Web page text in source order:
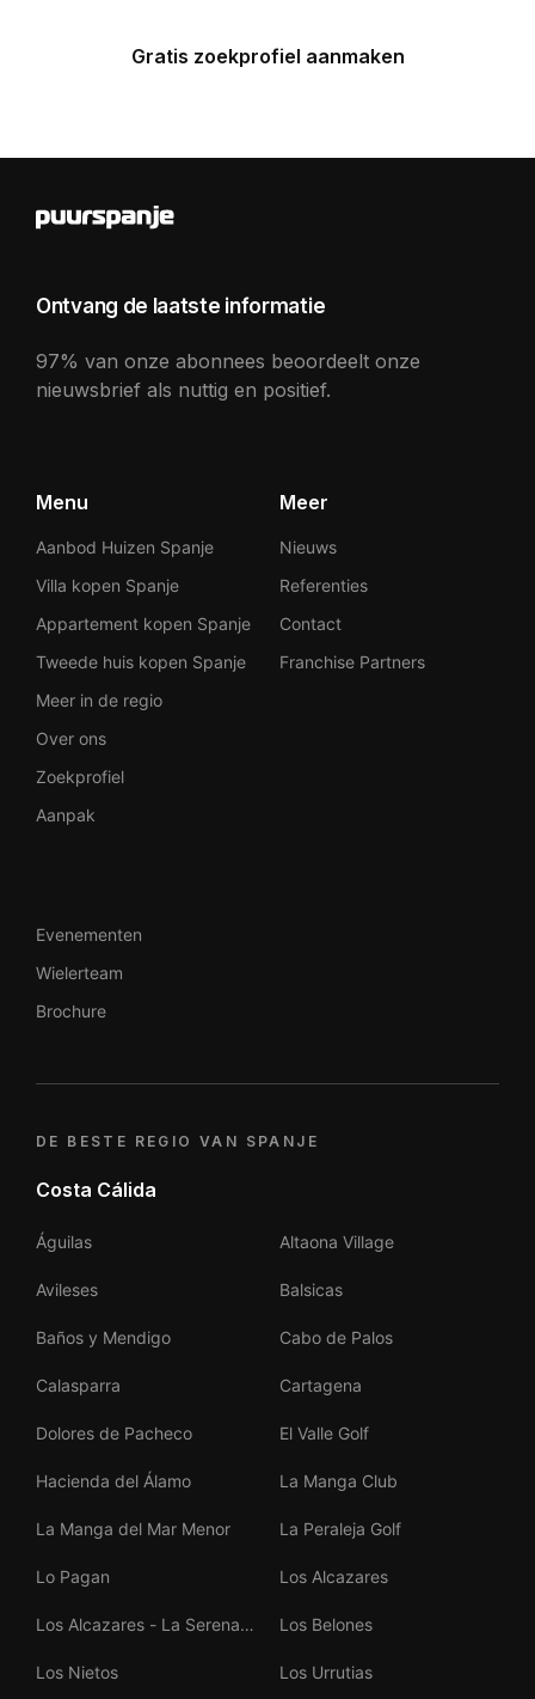
Gratis zoekprofiel aanmaken
Ontvang de laatste informatie
97% van onze abonnees beoordeelt onze
nieuwsbrief als nuttig en positief.
Menu
Aanbod Huizen Spanje
Villa kopen Spanje
Appartement kopen Spanje
Tweede huis kopen Spanje
Meer in de regio
Over ons
Zoekprofiel
Aanpak
Meer
Nieuws
Referenties
Contact
Franchise Partners
Evenementen
Wielerteam
Brochure
DE BESTE REGIO VAN SPANJE
Costa Cálida
Águilas Altaona Village
Avileses Balsicas
Baños y Mendigo Cabo de Palos
Calasparra Cartagena
Dolores de Pacheco El Valle Golf
Hacienda del Álamo La Manga Club
La Manga del Mar Menor La Peraleja Golf
Lo Pagan Los Alcazares
Los Alcazares - La Serena
Los Belones
Los Nietos Los Urrutias